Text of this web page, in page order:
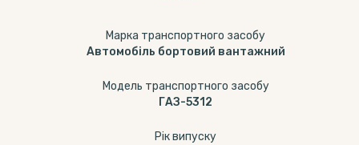
Марка транспортного засобу
Автомобіль бортовий вантажний
Модель транспортного засобу
ГАЗ-5312
Рік випуску